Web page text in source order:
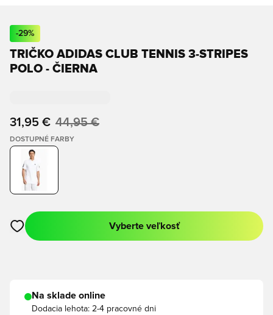
-29%
TRIČKO ADIDAS CLUB TENNIS 3-STRIPES
POLO - ČIERNA
31,95 € 44,95 €
DOSTUPNÉ FARBY
Otvorí modál na prihlásenie alebo registráciu ako člen
Vyberte veľkosť
Na sklade online
Dodacia lehota: 2-4 pracovné dni